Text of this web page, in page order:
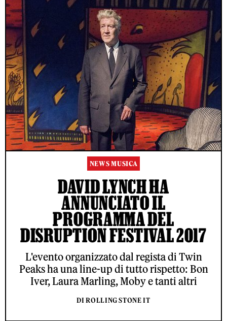
NEWS MUSICA
DAVID LYNCH HA
ANNUNCIATO IL
PROGRAMMA DEL
DISRUPTION FESTIVAL 2017
L'evento organizzato dal regista di Twin
Peaks ha una line-up di tutto rispetto: Bon
Iver, Laura Marling, Moby e tanti altri
DI ROLLING STONE IT